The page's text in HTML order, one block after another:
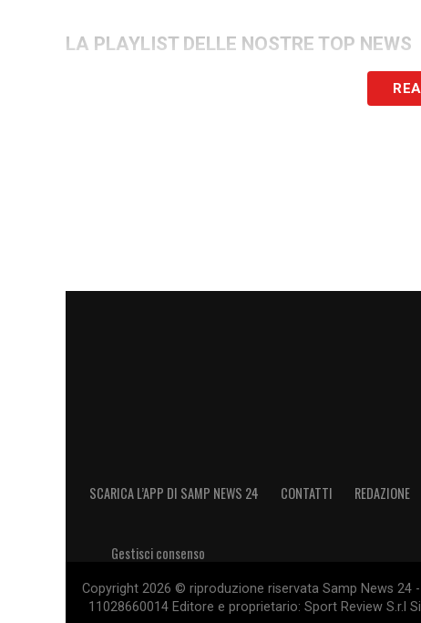
LA PLAYLIST DELLE NOSTRE TOP NEWS
SCARICA L’APP DI SAMP NEWS 24 CONTATTI REDAZIONE
Gestisci consenso
Copyright 2026 © riproduzione riservata Samp News 24
11028660014 Editore e proprietario: Sport Review S.r.l